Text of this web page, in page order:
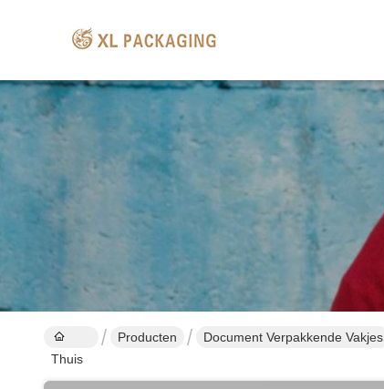
Thuis
Producten Document Verpakkende Vakjes